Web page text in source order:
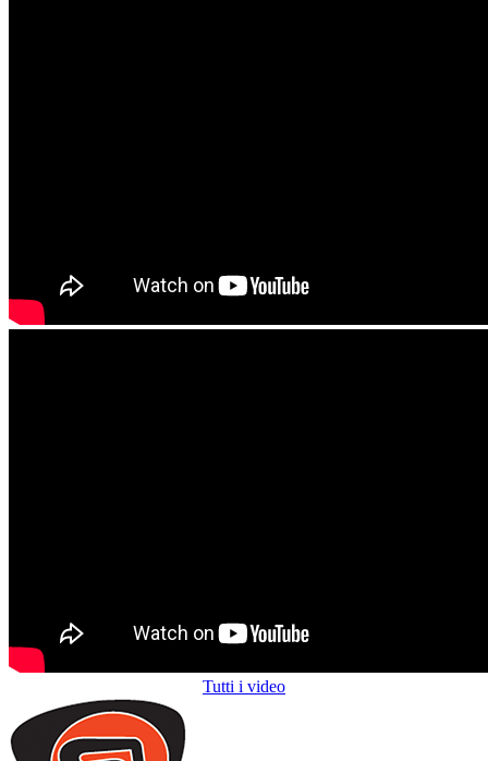
Tutti i video